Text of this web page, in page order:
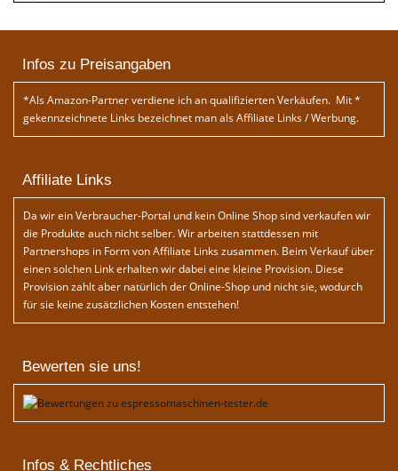
Infos zu Preisangaben
*Als Amazon-Partner verdiene ich an qualifizierten Verkäufen. Mit *
gekennzeichnete Links bezeichnet man als Affiliate Links / Werbung.
Affiliate Links
Da wir ein Verbraucher-Portal und kein Online Shop sind verkaufen wir
die Produkte auch nicht selber. Wir arbeiten stattdessen mit
Partnershops in Form von Affiliate Links zusammen. Beim Verkauf über
einen solchen Link erhalten wir dabei eine kleine Provision. Diese
Provision zahlt aber natürlich der Online-Shop und nicht sie, wodurch
für sie keine zusätzlichen Kosten entstehen!
Bewerten sie uns!
Infos & Rechtliches